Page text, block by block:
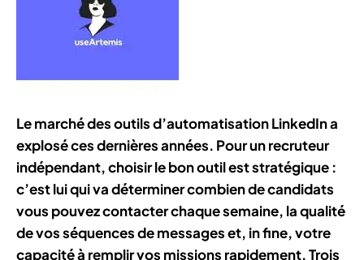
Le marché des outils d’automatisation LinkedIn a
explosé ces dernières années. Pour un recruteur
indépendant, choisir le bon outil est stratégique :
c’est lui qui va déterminer combien de candidats
vous pouvez contacter chaque semaine, la qualité
de vos séquences de messages et, in fine, votre
capacité à remplir vos missions rapidement. Trois